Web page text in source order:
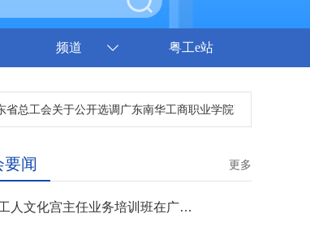
频道 粤工e站
总工会关于公开选调广东南华工商职业学院副院长拟任人选
要闻 更多
全省工人文化宫主任业务培训班在广州开班